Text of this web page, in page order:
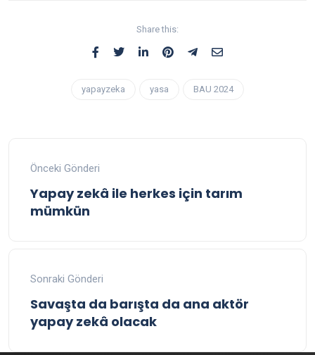
Share this:
yapayzeka yasa BAU 2024
Önceki Gönderi
Yapay zekâ ile herkes için tarım
mümkün
Sonraki Gönderi
Savaşta da barışta da ana aktör
yapay zekâ olacak